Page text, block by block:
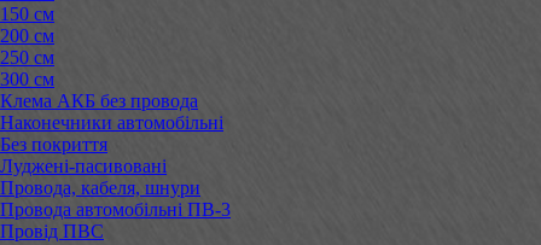
150 см
200 см
250 см
300 см
Клема АКБ без провода
Наконечники автомобільні
Без покриття
Луджені-пасивовані
Провода, кабеля, шнури
Провода автомобільні ПВ-3
Провід ПВС